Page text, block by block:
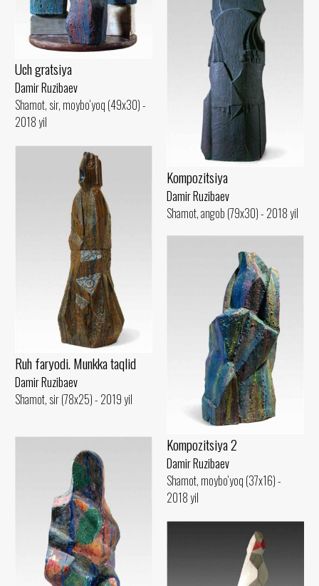
Uch gratsiya
Damir Ruzibaev
Shamot, sir, moybo‘yoq (49x30) -
2018 yil
Kompozitsiya
Damir Ruzibaev
Shamot, angob (79x30) - 2018 yil
Ruh faryodi. Munkka taqlid
Damir Ruzibaev
Shamot, sir (78x25) - 2019 yil
Kompozitsiya 2
Damir Ruzibaev
Shamot, moybo‘yoq (37x16) -
2018 yil